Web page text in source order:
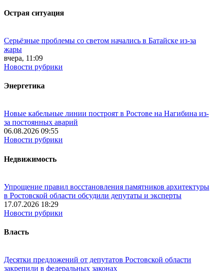
Острая ситуация
Серьёзные проблемы со светом начались в Батайске из-за
жары
вчера, 11:09
Новости рубрики
Энергетика
Новые кабельные линии построят в Ростове на Нагибина из-
за постоянных аварий
06.08.2026 09:55
Новости рубрики
Недвижимость
Упрощение правил восстановления памятников архитектуры
в Ростовской области обсудили депутаты и эксперты
17.07.2026 18:29
Новости рубрики
Власть
Десятки предложений от депутатов Ростовской области
закрепили в федеральных законах